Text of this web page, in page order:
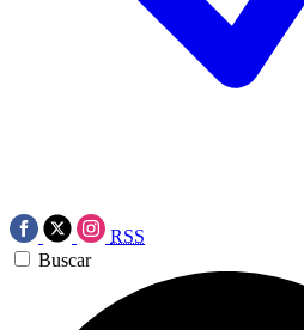
RSS
Buscar